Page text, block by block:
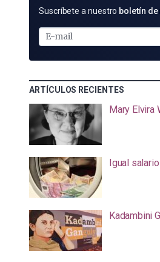
SUSCRÍBETE
E-
MAIL
Suscríbete a nuestro boletín
ARTÍCULOS RECIENTES
Mary Elvira
Igual
Kadambini